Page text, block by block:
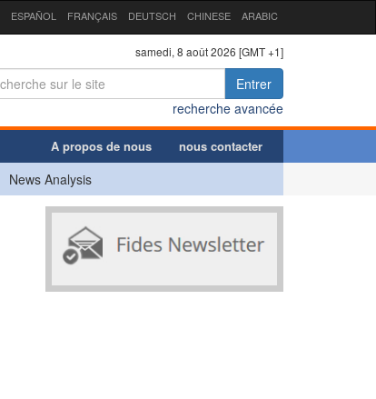
ESPAÑOL FRANÇAIS DEUTSCH CHINESE ARABIC
samedi, 8 août 2026 [GMT +1]
Entrer
recherche avancée
A propos de nous nous contacter
News Analysis